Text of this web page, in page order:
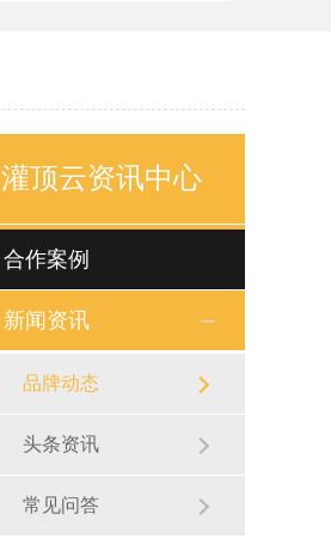
灌顶云资讯中心
合作案例
新闻资讯
品牌动态
头条资讯
常见问答